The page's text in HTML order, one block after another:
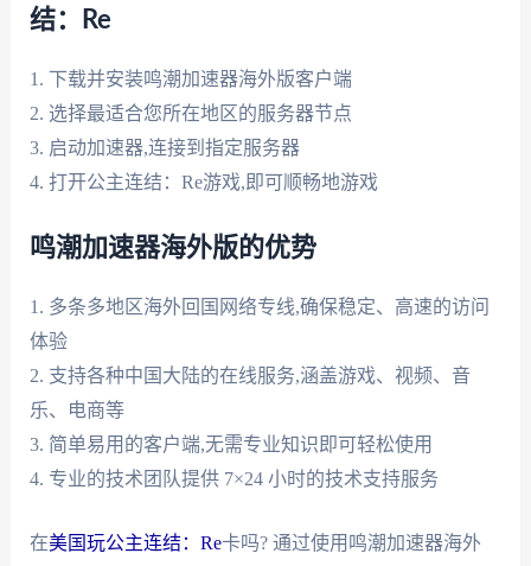
结：Re
1. 下载并安装鸣潮加速器海外版客户端
2. 选择最适合您所在地区的服务器节点
3. 启动加速器,连接到指定服务器
4. 打开公主连结：Re游戏,即可顺畅地游戏
鸣潮加速器海外版的优势
1. 多条多地区海外回国网络专线,确保稳定、高速的访问
体验
2. 支持各种中国大陆的在线服务,涵盖游戏、视频、音
乐、电商等
3. 简单易用的客户端,无需专业知识即可轻松使用
4. 专业的技术团队提供 7×24 小时的技术支持服务
在美国玩公主连结：Re卡吗? 通过使用鸣潮加速器海外